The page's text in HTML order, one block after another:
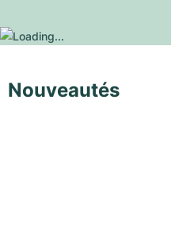
Nouveautés